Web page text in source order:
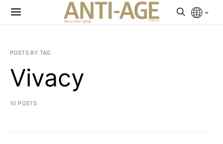
POSTS BY TAG
Vivacy
10 POSTS